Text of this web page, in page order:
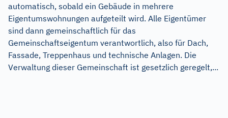
automatisch, sobald ein Gebäude in mehrere
Eigentumswohnungen aufgeteilt wird. Alle Eigentümer
sind dann gemeinschaftlich für das
Gemeinschaftseigentum verantwortlich, also für Dach,
Fassade, Treppenhaus und technische Anlagen. Die
Verwaltung dieser Gemeinschaft ist gesetzlich geregelt,...